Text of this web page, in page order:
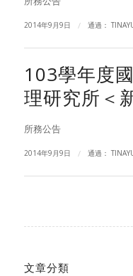
2014年9月9日 / 通過：
103學年度
理研究所＜
所務公告
2014年9月9日 / 通過：
文章分類